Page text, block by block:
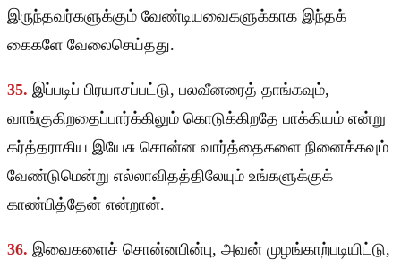
இருந்தவர்களுக்கும் வேண்டியவைகளுக்காக இந்தக்
கைகளே வேலைசெய்தது.
35. இப்படிப் பிரயாசப்பட்டு, பலவீனரைத் தாங்கவும்,
வாங்குகிறதைப்பார்க்கிலும் கொடுக்கிறதே பாக்கியம் என்று
கர்த்தராகிய இயேசு சொன்ன வார்த்தைகளை நினைக்கவும்
வேண்டுமென்று எல்லாவிதத்திலேயும் உங்களுக்குக்
காண்பித்தேன் என்றான்.
36. இவைகளைச் சொன்னபின்பு, அவன் முழங்காற்படியிட்டு,